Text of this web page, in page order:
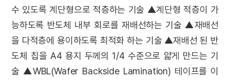
수 있도록 계단형으로 적층하는 기술 ▲계단형 적층이 가
능하도록 반도체 내부 회로를 재배선하는 기술 ▲재배선
을 다적층에 용이하도록 최적화 하는 기술 ▲재배선 된 반
도체 칩을 A4 용지 두께의 1/4 수준으로 얇게 만드는 기
술 ▲WBL(Wafer Backside Lamination) 테이프를 이